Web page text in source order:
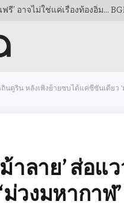
นตูริน หลังเพิ่งย้ายซบได้แค่ซีซันเดียว
าลาย’ ส่อแ
วงมหากาฬ